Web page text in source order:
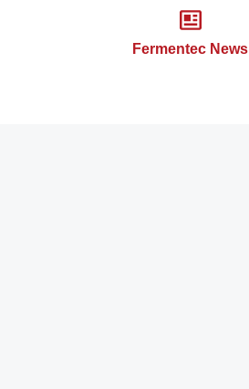
Fermentec News